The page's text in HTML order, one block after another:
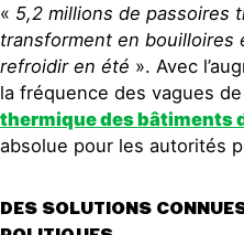
« 5,2 millions de passoires
transforment en bouilloires
refroidir en été ». Avec
la fréquence des vagues
thermique des bâtiments
absolue pour les autorités
DES SOLUTIONS